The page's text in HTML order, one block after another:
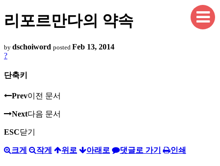
리포르만다의 약속
by dschoiword posted Feb 13, 2014
?
단축키
Prev이전 문서
Next다음 문서
ESC닫기
크게 작게 위로 아래로 댓글로 가기 인쇄